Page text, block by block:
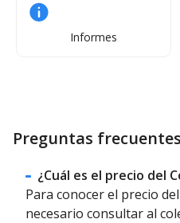
Informes
Preguntas frecuentes
¿Cuál es el precio del
Para conocer el precio
necesario consultar al